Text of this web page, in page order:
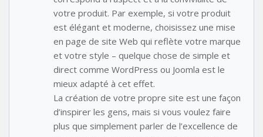
votre produit. Par exemple, si votre produit
est élégant et moderne, choisissez une mise
en page de site Web qui reflète votre marque
et votre style – quelque chose de simple et
direct comme WordPress ou Joomla est le
mieux adapté à cet effet.
La création de votre propre site est une façon
d’inspirer les gens, mais si vous voulez faire
plus que simplement parler de l’excellence de